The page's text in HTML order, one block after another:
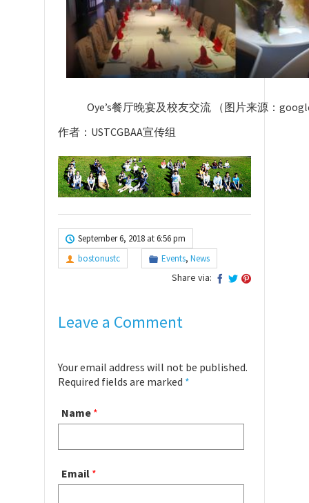
Oye’s餐厅晚宴及校友交流 （图片来源：
作者：USTCGBAA宣传组
September 6, 2018 at 6:56 pm
bostonustc
Events, News
Share via:
Leave a Comment
Your email address will not be published.
Required fields are marked *
Name *
Email *